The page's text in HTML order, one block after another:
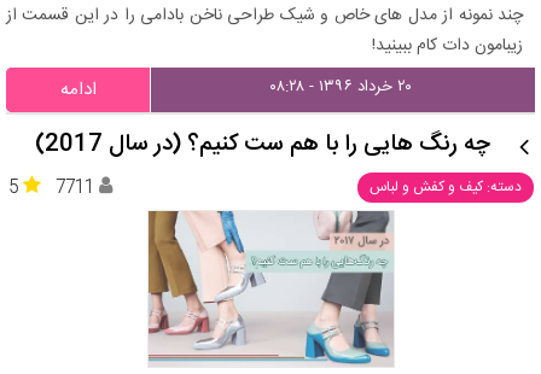
چند نمونه از مدل های خاص و شیک طراحی ناخن بادامی را در این قسمت از
زیبامون دات کام ببینید!
۲۰ خرداد ۱۳۹۶ - ۰۸:۲۸ ادامه
چه رنگ هایی را با هم ست کنیم؟ (در سال 2017)
دسته: کیف و کفش و لباس 5 7711